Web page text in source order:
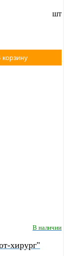
шт
корзину
В наличии
хирург"